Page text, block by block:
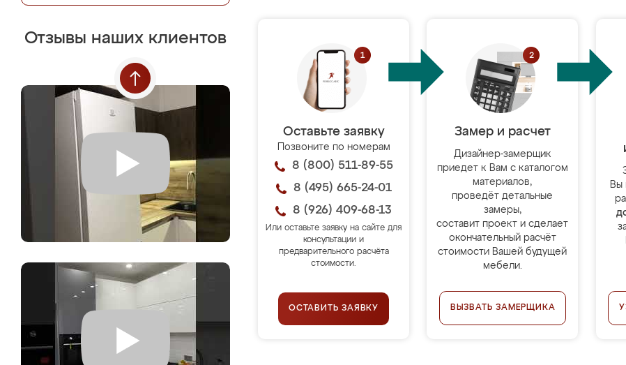
Отзывы наших клиентов
Оставьте заявку
Позвоните по номерам
8 (800) 511-89-55
8 (495) 665-24-01
8 (926) 409-68-13
Или оставьте заявку на сайте для
консультации и
предварительного расчёта
стоимости.
ОСТАВИТЬ ЗАЯВКУ
Замер и расчет
Дизайнер-замерщик
приедет к Вам с каталогом
материалов,
проведёт детальные
замеры,
составит проект и сделает
окончательный расчёт
стоимости Вашей будущей
мебели.
ВЫЗВАТЬ ЗАМЕРЩИКА
Вы